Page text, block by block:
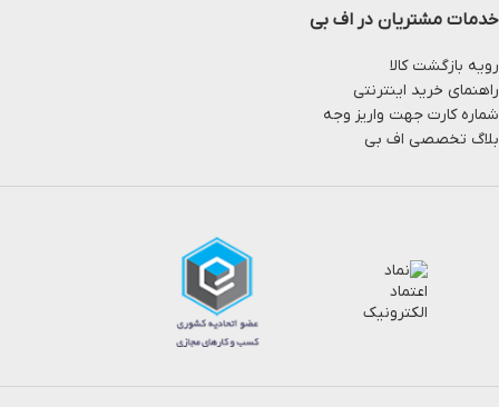
خدمات مشتریان در اف بی
رویه بازگشت کالا
راهنمای خرید اینترنتی
شماره کارت جهت واریز وجه
بلاگ تخصصی اف بی